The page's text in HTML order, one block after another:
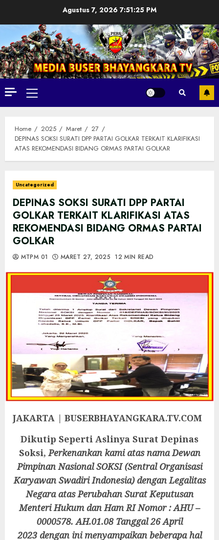
Agustus 7, 2026 7:51:26 PM
Primary
Menu
Home 2025 Maret
27
DEPINAS SOKSI SURATI DPP PARTAI GOLKAR TERKAIT KLARIFIKASI
ATAS REKOMENDASI BIDANG ORMAS PARTAI GOLKAR
Uncategorized
DEPINAS SOKSI SURATI DPP PARTAI
GOLKAR TERKAIT KLARIFIKASI ATAS
REKOMENDASI BIDANG ORMAS PARTAI
GOLKAR
MTPM 01 MARET 27, 2025 12 MIN READ
JAKARTA | BUSERBHAYANGKARA.TV.COM
Dikutip Seperti Aslinya Surat Depinas
Soksi,Perkenankan kami atas nama Dewan
Pimpinan Nasional SOKSI (Sentral Organisasi
Karyawan Swadiri Indonesia) dengan Legalitas
Negara atas Perubahan Surat Keputusan
Menteri Hukum dan Ham RI Nomor : AHU –
0000578. AH.01.08 Tanggal 26 April
2023 dengan ini menyampaikan beberapa hal